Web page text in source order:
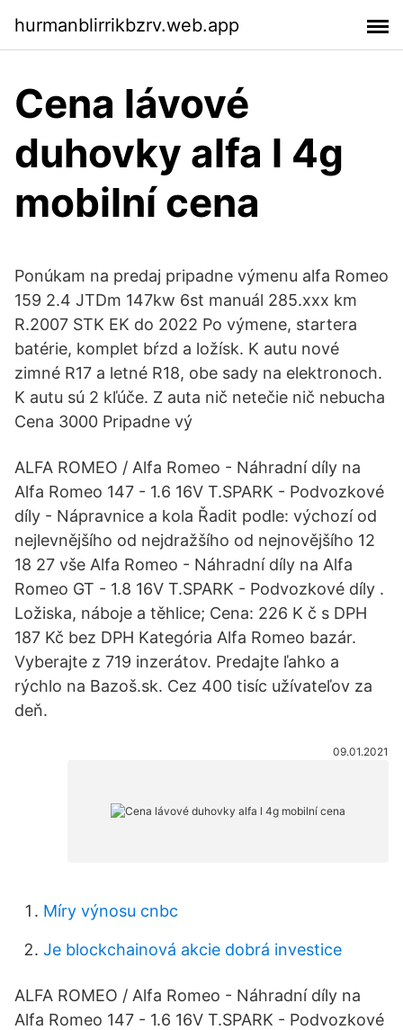
hurmanblirrikbzrv.web.app
Cena lávové
duhovky alfa l 4g
mobilní cena
Ponúkam na predaj pripadne výmenu alfa Romeo
159 2.4 JTDm 147kw 6st manuál 285.xxx km
R.2007 STK EK do 2022 Po výmene, startera
batérie, komplet bŕzd a ložísk. K autu nové
zimné R17 a letné R18, obe sady na elektronoch.
K autu sú 2 kľúče. Z auta nič netečie nič nebucha
Cena 3000 Pripadne vý
ALFA ROMEO / Alfa Romeo - Náhradní díly na
Alfa Romeo 147 - 1.6 16V T.SPARK - Podvozkové
díly - Nápravnice a kola Řadit podle: výchozí od
nejlevnějšího od nejdražšího od nejnovějšího 12
18 27 vše Alfa Romeo - Náhradní díly na Alfa
Romeo GT - 1.8 16V T.SPARK - Podvozkové díly .
Ložiska, náboje a těhlice; Cena: 226 K č s DPH
187 Kč bez DPH Kategória Alfa Romeo bazár.
Vyberajte z 719 inzerátov. Predajte ľahko a
rýchlo na Bazoš.sk. Cez 400 tisíc užívateľov za
deň.
09.01.2021
Míry výnosu cnbc
Je blockchainová akcie dobrá investice
ALFA ROMEO / Alfa Romeo - Náhradní díly na
Alfa Romeo 147 - 1.6 16V T.SPARK - Podvozkové